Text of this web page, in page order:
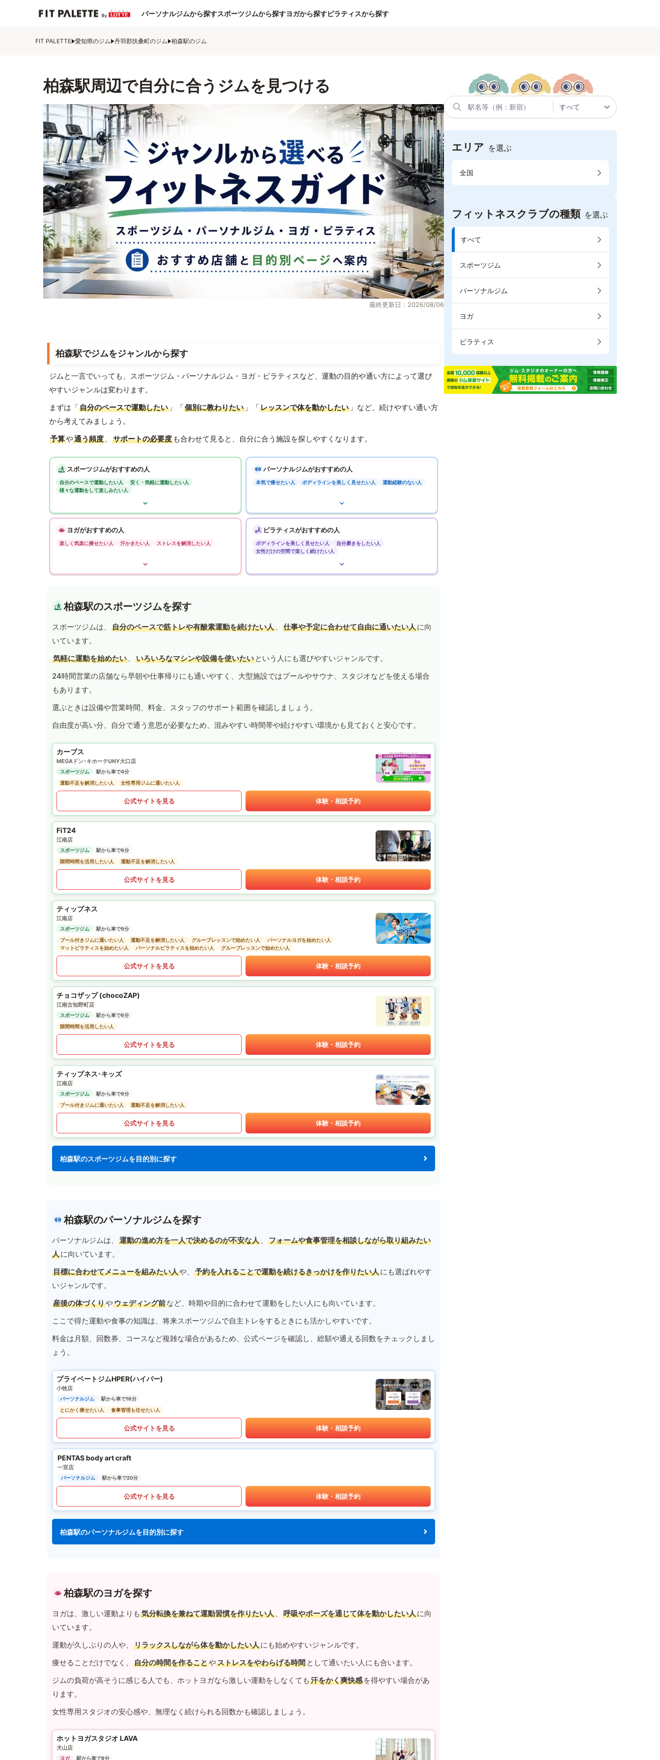
パーソナルジムから探すスポーツジムから探すヨガから探すピラティスから探す
FIT PALETTE 愛知県のジム 丹羽郡扶桑町のジム 柏森駅のジム
柏森駅周辺で自分に合うジムを見つける
最終更新日：2026/08/06
柏森駅でジムをジャンルから探す
ジムと一言でいっても、スポーツジム・パーソナルジム・ヨガ・ピラティスなど、運動の目的や通い方によって選び
やすいジャンルは変わります。
まずは「自分のペースで運動したい 」「個別に教わりたい 」「レッスンで体を動かしたい 」など、続けやすい通い方
から考えてみましょう。
予算や通う頻度 、 サポートの必要度 も合わせて見ると、自分に合う施設を探しやすくなります。
スポーツジムがおすすめの人
自分のペースで運動したい人
安く・気軽に運動したい人
様々な運動をして楽しみたい人
パーソナルジムがおすすめの人
本気で痩せたい人 ボディラインを美しく見せたい人 運動経験のない人
ヨガがおすすめの人
楽しく気楽に痩せたい人 汗かきたい人 ストレスを解消したい人
ピラティスがおすすめの人
ボディラインを美しく見せたい人
自分磨きをしたい人
女性だけの空間で楽しく続けたい人
柏森駅のスポーツジムを探す
スポーツジムは、 自分のペースで筋トレや有酸素運動を続けたい人 、 仕事や予定に合わせて自由に通いたい人に向
いています。
気軽に運動を始めたい 、 いろいろなマシンや設備を使いたい という人にも選びやすいジャンルです。
24時間営業の店舗なら早朝や仕事帰りにも通いやすく、大型施設ではプールやサウナ、スタジオなどを使える場合
もあります。
選ぶときは設備や営業時間、料金、スタッフのサポート範囲を確認しましょう。
自由度が高い分、自分で通う意思が必要なため、混みやすい時間帯や続けやすい環境かも見ておくと安心です。
カーブス
MEGAドン･キホーテUNY大口店
スポーツジム
駅から車で4分
運動不足を解消したい人
女性専用ジムに通いたい人
公式サイトを見る 体験・相談予約
FiT24
江南店
スポーツジム
駅から車で6分
隙間時間を活用したい人
運動不足を解消したい人
公式サイトを見る 体験・相談予約
ティップネス
江南店
スポーツジム
駅から車で9分
プール付きジムに通いたい人
運動不足を解消したい人 グループレッスンで始めたい人
パーソナルヨガを始めたい人
マットピラティスを始めたい人
パーソナルピラティスを始めたい人 グループレッスンで始めたい人
公式サイトを見る 体験・相談予約
チョコザップ (chocoZAP)
江南古知野町店
スポーツジム
駅から車で6分
隙間時間を活用したい人
公式サイトを見る 体験・相談予約
ティップネス･キッズ
江南店
スポーツジム
駅から車で9分
プール付きジムに通いたい人
運動不足を解消したい人
公式サイトを見る 体験・相談予約
柏森駅のスポーツジムを目的別に探す
柏森駅のパーソナルジムを探す
パーソナルジムは、 運動の進め方を一人で決めるのが不安な人 、
フォームや食事管理を相談しながら取り組みたい
人に向いています。
目標に合わせてメニューを組みたい人や、 予約を入れることで運動を続けるきっかけを作りたい人にも選ばれやす
いジャンルです。
産後の体づくりやウェディング前など、時期や目的に合わせて運動をしたい人にも向いています。
ここで得た運動や食事の知識は、将来スポーツジムで自主トレをするときにも活かしやすいです。
料金は月額、回数券、コースなど複雑な場合があるため、公式ページを確認し、総額や通える回数をチェックしまし
ょう。
プライベートジムHPER(ハイパー)
小牧店
パーソナルジム
駅から車で16分
とにかく痩せたい人
食事管理も任せたい人
公式サイトを見る 体験・相談予約
PENTAS body art craft
一宮店
パーソナルジム 駅から車で20分
公式サイトを見る 体験・相談予約
柏森駅のパーソナルジムを目的別に探す
柏森駅のヨガを探す
ヨガは、激しい運動よりも 気分転換を兼ねて運動習慣を作りたい人 、 呼吸やポーズを通じて体を動かしたい人に向
いています。
運動が久しぶりの人や、
リラックスしながら体を動かしたい人にも始めやすいジャンルです。
痩せることだけでなく、
自分の時間を作ることやストレスをやわらげる時間 として通いたい人にも合います。
ジムの負荷が高そうに感じる人でも、ホットヨガなら激しい運動をしなくても 汗をかく爽快感 を得やすい場合があ
ります。
女性専用スタジオの安心感や、無理なく続けられる回数かも確認しましょう。
ホットヨガスタジオ LAVA
犬山店
ヨガ 駅から車で9分
エリア を選ぶ
全国
フィットネスクラブの種類 を選ぶ
すべて
スポーツジム
パーソナルジム
ヨガ
ピラティス